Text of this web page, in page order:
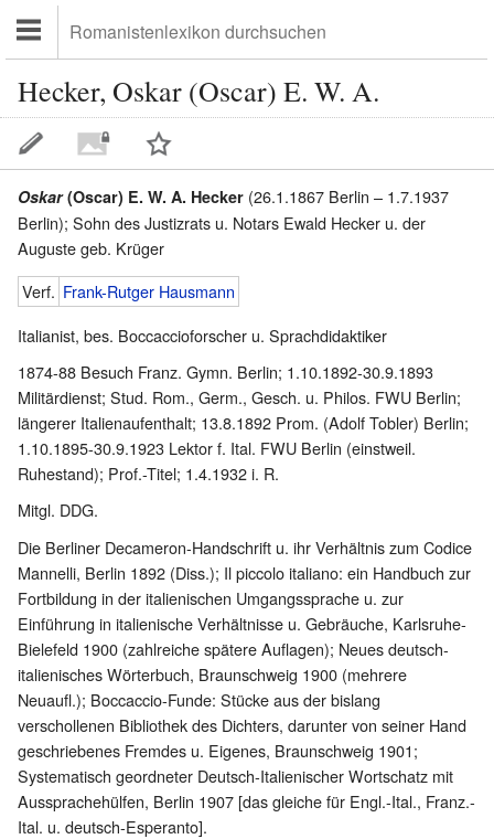
Hecker, Oskar (Oscar) E. W. A.
Oskar(Oscar) E. W. A. Hecker (26.1.1867 Berlin – 1.7.1937
Berlin); Sohn des Justizrats u. Notars Ewald Hecker u. der
Auguste geb. Krüger
Verf. Frank-Rutger Hausmann
Italianist, bes. Boccaccioforscher u. Sprachdidaktiker
1874-88 Besuch Franz. Gymn. Berlin; 1.10.1892-30.9.1893
Militärdienst; Stud. Rom., Germ., Gesch. u. Philos. FWU Berlin;
längerer Italienaufenthalt; 13.8.1892 Prom. (Adolf Tobler) Berlin;
1.10.1895-30.9.1923 Lektor f. Ital. FWU Berlin (einstweil.
Ruhestand); Prof.-Titel; 1.4.1932 i. R.
Mitgl. DDG.
Die Berliner Decameron-Handschrift u. ihr Verhältnis zum Codice
Mannelli, Berlin 1892 (Diss.); Il piccolo italiano: ein Handbuch zur
Fortbildung in der italienischen Umgangssprache u. zur
Einführung in italienische Verhältnisse u. Gebräuche, Karlsruhe-
Bielefeld 1900 (zahlreiche spätere Auflagen); Neues deutsch-
italienisches Wörterbuch, Braunschweig 1900 (mehrere
Neuaufl.); Boccaccio-Funde: Stücke aus der bislang
verschollenen Bibliothek des Dichters, darunter von seiner Hand
geschriebenes Fremdes u. Eigenes, Braunschweig 1901;
Systematisch geordneter Deutsch-Italienischer Wortschatz mit
Aussprachehülfen, Berlin 1907 [das gleiche für Engl.-Ital., Franz.-
Ital. u. deutsch-Esperanto].